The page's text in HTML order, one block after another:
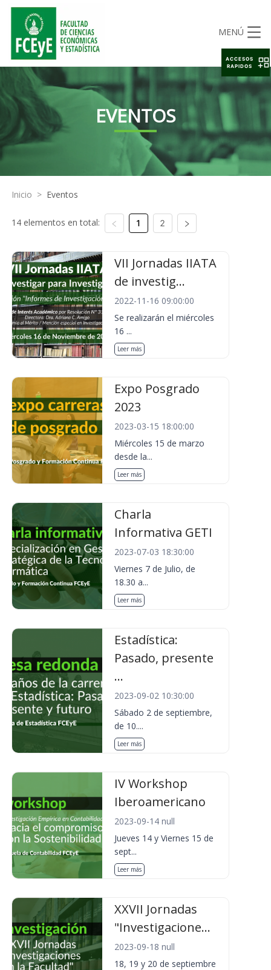
MENÚ
EVENTOS
Inicio > Eventos
14 elementos en total: 1 2
VII Jornadas IIATA
de investig...
2022-11-16 09:00:00
Se realizarán el miércoles
16 ...
Leer más
Expo Posgrado
2023
2023-03-15 18:00:00
Miércoles 15 de marzo
desde la...
Leer más
Charla
Informativa GETI
2023-07-03 18:30:00
Viernes 7 de Julio, de
18.30 a...
Leer más
Estadística:
Pasado, presente
...
2023-09-02 10:30:00
Sábado 2 de septiembre,
de 10....
Leer más
IV Workshop
Iberoamericano
2023-09-14 null
Jueves 14 y Viernes 15 de
sept...
Leer más
XXVII Jornadas
"Investigacione...
2023-09-18 null
18, 19 y 20 de septiembre
ACCESOS
RAPIDOS